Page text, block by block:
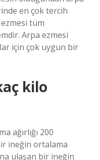
en çok tercih
tüm
Arpa ezmesi
için çok uygun bir
kilo
ağırlığı 200
ineğin ortalama
ulaşan bir ineğin